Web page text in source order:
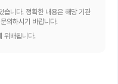
습니다. 정확한 내용은 해당 기관
의하시기 바랍니다.
위배됩니다.